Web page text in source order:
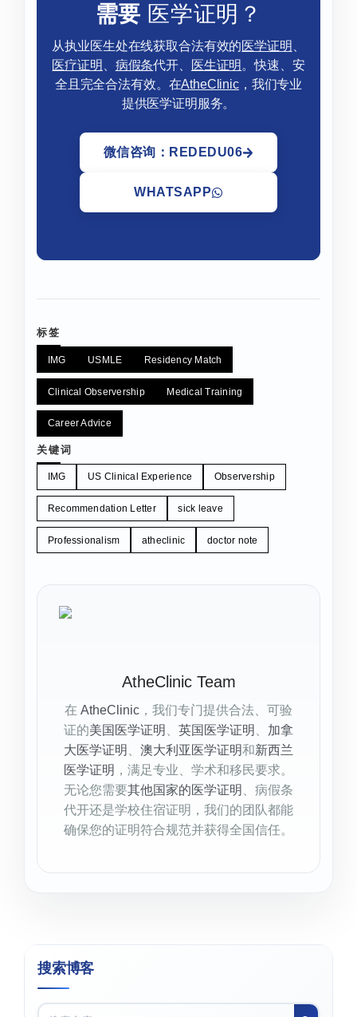
需要 医学证明？
从执业医生处在线获取合法有效的 医学证明 、
医疗证明 、 病假条代开、 医生证明。快速、安
全且完全合法有效。在AtheClinic，我们专业
提供医学证明服务。
微信咨询：REDEDU06
WHATSAPP
标签
IMG USMLE Residency Match
Clinical Observership Medical Training
Career Advice
关键词
IMG US Clinical Experience Observership
Recommendation Letter sick leave
Professionalism atheclinic doctor note
AtheClinic Team
在 AtheClinic ，我们专门提供合法、可验
证的美国医学证明 英国医学证明
加拿
大医学证明
澳大利亚医学证明和新西兰
医学证明 ，满足专业、学术和移民要求。
无论您需要其他国家的医学证明
、病假条
代开还是学校住宿证明，我们的团队都能
确保您的证明符合规范并获得全国信任。
搜索博客